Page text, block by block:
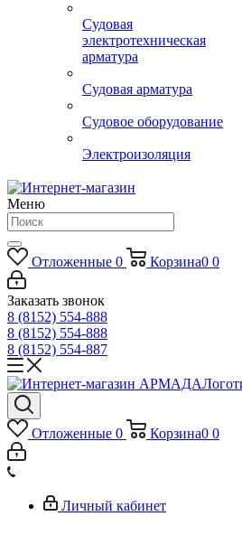
Судовая
электротехническая
арматура
Судовая арматура
Судовое оборудование
Электроизоляция
Меню
Отложенные 0 Корзина0 0
Заказать звонок
8 (8152) 554-888
8 (8152) 554-888
8 (8152) 554-887
Отложенные 0 Корзина0 0
Личный кабинет